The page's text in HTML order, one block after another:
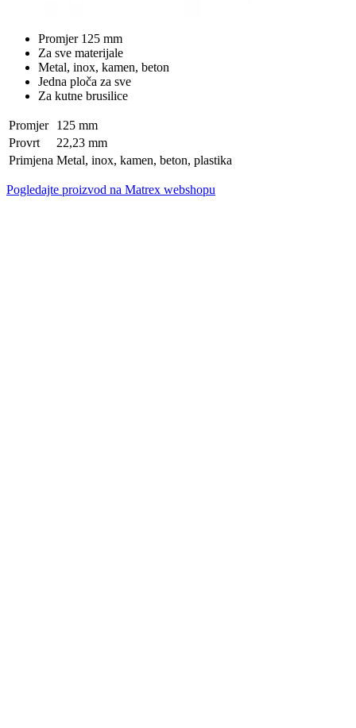
Promjer 125 mm
Za sve materijale
Metal, inox, kamen, beton
Jedna ploča za sve
Za kutne brusilice
Promjer
125 mm
Provrt
22,23 mm
Primjena Metal, inox, kamen, beton, plastika
Pogledajte proizvod na Matrex webshopu